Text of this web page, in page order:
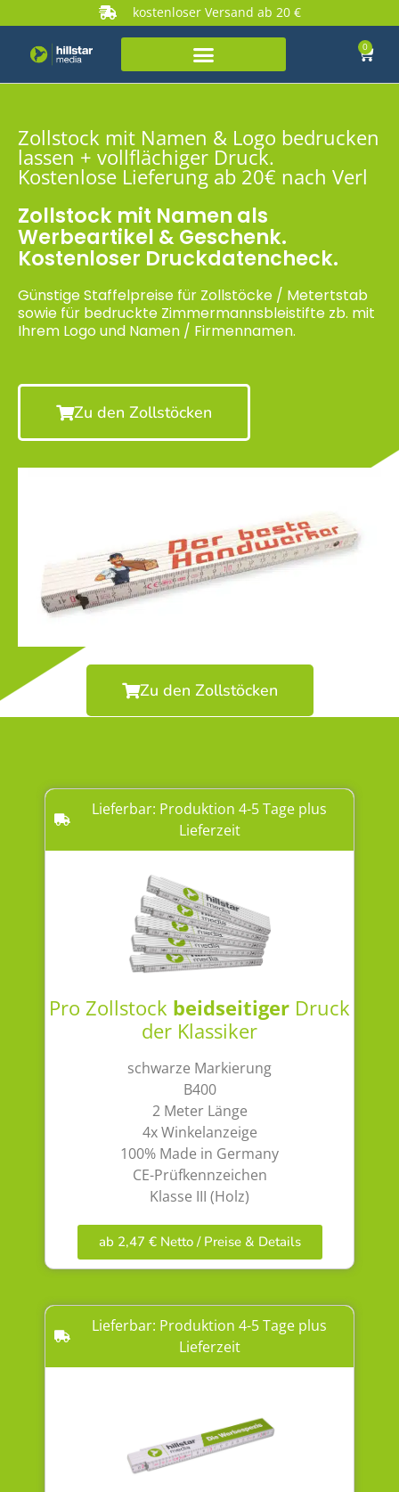
kostenloser Versand ab 20 €
0
Zollstock mit Namen & Logo bedrucken
lassen + vollflächiger Druck.
Kostenlose Lieferung ab 20€ nach Verl
Zollstock mit Namen als
Werbeartikel & Geschenk.
Kostenloser Druckdatencheck.
Günstige Staffelpreise für Zollstöcke / Metertstab
sowie für bedruckte Zimmermannsbleistifte zb. mit
Ihrem Logo und Namen / Firmennamen.
Zu den Zollstöcken
Zu den Zollstöcken
Lieferbar: Produktion 4-5 Tage plus
Lieferzeit
Pro Zollstock beidseitiger Druck
der Klassiker
schwarze Markierung
B400
2 Meter Länge
4x Winkelanzeige
100% Made in Germany
CE-Prüfkennzeichen
Klasse III (Holz)
ab 2,47 € Netto / Preise & Details
Lieferbar: Produktion 4-5 Tage plus
Lieferzeit